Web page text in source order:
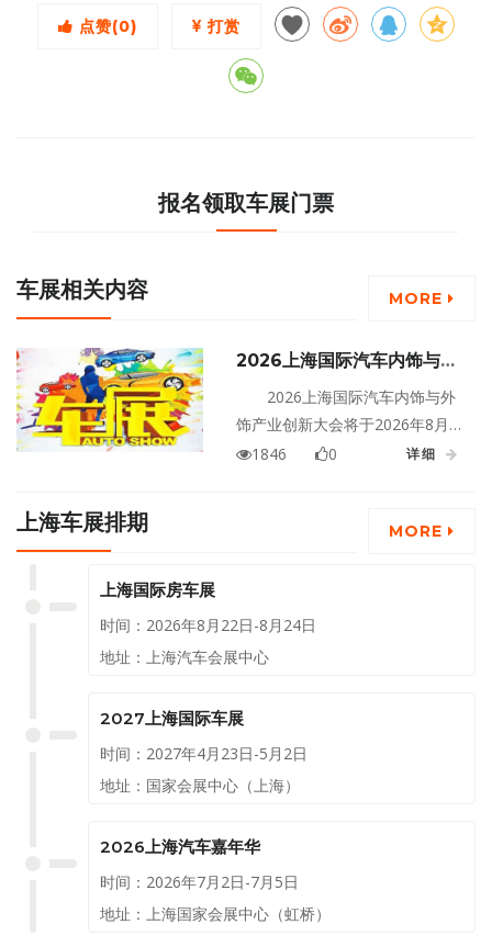
点赞(0) 打赏
报名领取车展门票
车展相关内容 MORE
2026上海国际汽车内饰与外
饰产业创新大会
2026上海国际汽车内饰与外
饰产业创新大会将于2026年8月
12日至14日在上海上海新国际博
1846 0 详细
上海车展排期 MORE
上海国际房车展
时间：2026年8月22日-8月24日
地址：上海汽车会展中心
2027上海国际车展
时间：2027年4月23日-5月2日
地址：国家会展中心（上海）
2026上海汽车嘉年华
时间：2026年7月2日-7月5日
地址：上海国家会展中心（虹桥）